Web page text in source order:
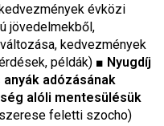
évközi
jövedelmekből,
kedvezmények
példák) ■ Nyugdíj
adózásának
alóli mentesülésük
feletti szocho)